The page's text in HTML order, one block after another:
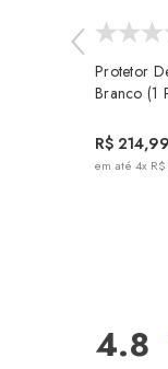
Protetor
Branco (1
R$ 214,99
em até 4x
4.8